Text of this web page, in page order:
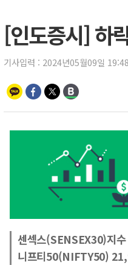
[인도증시] 하
기사입력 : 2024년05월09일 19:48
센섹스(SENSEX30)지
니프티50(NIFTY50)